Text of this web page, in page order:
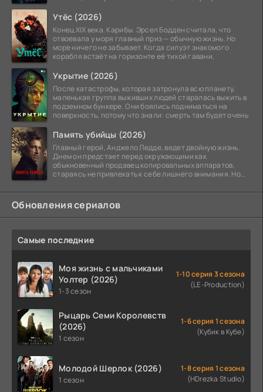
Утёс (2026)
Конец XIX века. Карибы. Эрсел Бодден считала, что
отвоевала у моря главный приз — обычную жизнь. Но
море ничего не забывает. Когда силуэт знакомого
корабля встаёт на горизонте её тихой гавани,
Укрытие (2026)
После катастрофы, которая затронула всю планету,
маленькая группа выживших людей старалась выжить в
подземном бункере. Они боялись подниматься на
поверхность, потому что знали: смерть там будет очень
Память убийцы (2026)
Главный герой, Анджело Ледде, ведет двойную жизнь.
Днем он предстает перед окружающими как
обыкновенный продавец копировальных аппаратов,
стараясь не привлекать к себе лишнего внимания. Но
Обновления сериалов
Самые последние
Моя жизнь с мальчиками
Уолтер (2026)
1-3 сезон
1-10 серия 3 сезона
(LE-Production)
Рыцарь Семи Королевств
(2026)
1 сезон
1-6 серия 1 сезона
(Кубик в Кубе)
Молодой Шерлок (2026)
1 сезон
1-8 серия 1 сезона
(HDrezka Studio)